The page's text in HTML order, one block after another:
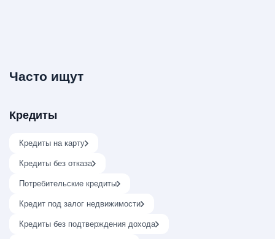
Часто ищут
Кредиты
Кредиты на карту
Кредиты без отказа
Потребительские кредиты
Кредит под залог недвижимости
Кредиты без подтверждения дохода